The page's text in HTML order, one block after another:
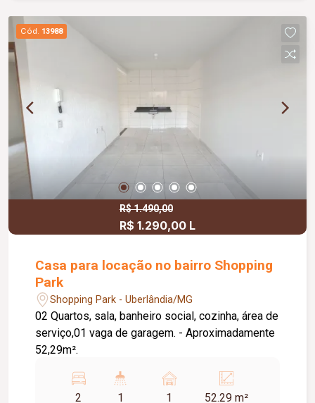
Cód. 13988
R$ 1.490,00
R$ 1.290,00 L
Casa para locação no bairro Shopping
Park
Shopping Park - Uberlândia/MG
02 Quartos, sala, banheiro social, cozinha, área de
serviço,01 vaga de garagem. - Aproximadamente
52,29m².
2 1 1 52.29 m²